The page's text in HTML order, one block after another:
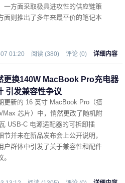
一方面采取极具进攻性的供应链策
面则推出了多年来最平价的笔记本
01:20 阅读 (380) 评论 (0) 详细内容
更换140W MacBook Pro充电器
引发兼容性争议
更新的 16 英寸 MacBook Pro（搭
Max 芯片）中，悄然更改了随机附
USB-C 电源适配器的可拆卸插
节并未在新品发布会上公开说明，
户群体中引发了关于兼容性和配件